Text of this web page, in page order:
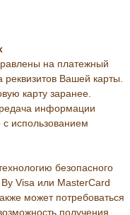
на платежный
Вашей карты.
карту заранее.
информации
использованием
безопасного
Visa или MasterCard
может потребоваться
получения